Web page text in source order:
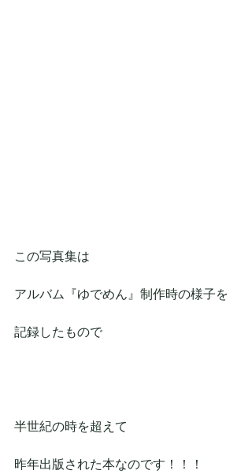
この写真集は
アルバム『ゆでめん』制作時の様子を
記録したもので
半世紀の時を超えて
昨年出版された本なのです！！！